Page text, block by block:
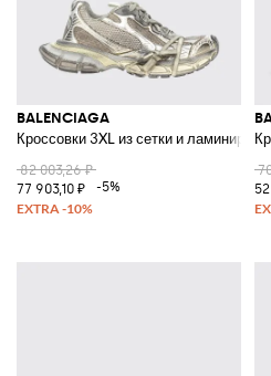
BALENCIAGA
Кроссовки 3XL из сетки и
82 003,26 ₽
77 903,10 ₽
-5%